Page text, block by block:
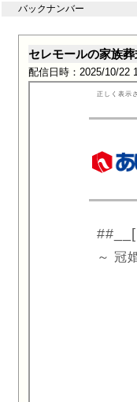
バックナンバー
セレモールの家族
配信日時：2025/10/22